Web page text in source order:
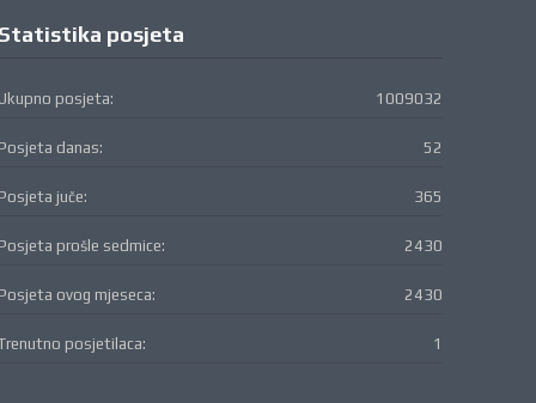
Statistika posjeta
1009032
Ukupno posjeta:
52
Posjeta danas:
365
Posjeta juče:
2430
Posjeta prošle sedmice:
2430
Posjeta ovog mjeseca:
1
posjetilaca: